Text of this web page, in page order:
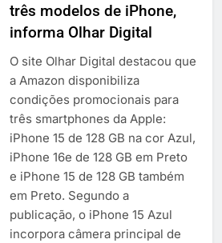
três modelos de iPhone,
informa Olhar Digital
O site Olhar Digital destacou que
a Amazon disponibiliza
condições promocionais para
três smartphones da Apple:
iPhone 15 de 128 GB na cor Azul,
iPhone 16e de 128 GB em Preto
e iPhone 15 de 128 GB também
em Preto. Segundo a
publicação, o iPhone 15 Azul
incorpora câmera principal de